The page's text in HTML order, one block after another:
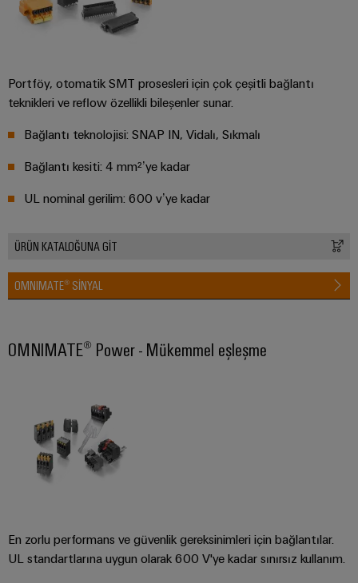
Montaj
Hizmeti
Montaja
klemens
ve
monte
muhafazalar
kablo
montajları
pratik
bağlantılar.
Endüstriyel
Portföy, otomatik SMT prosesleri için çok çeşitli bağlantı
teknikleri ve reflow özellikli bileşenler sunar.
Bağlantı teknolojisi: SNAP IN, Vidalı, Sıkmalı
Bağlantı kesiti: 4 mm²’ye kadar
UL nominal gerilim: 600 v’ye kadar
ÜRÜN KATALOĞUNA GİT
OMNIMATE® SINYAL
OMNIMATE® Power - Mükemmel eşleşme
En zorlu performans ve güvenlik gereksinimleri için bağlantılar.
UL standartlarına uygun olarak 600 V'ye kadar sınırsız kullanım.